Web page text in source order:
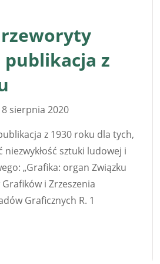
publikacja z
8 sierpnia 2020
z 1930 roku dla tych,
niezwykłość sztuki ludowej i
„Grafika: organ Związku
i Zrzeszenia
Graficznych R. 1